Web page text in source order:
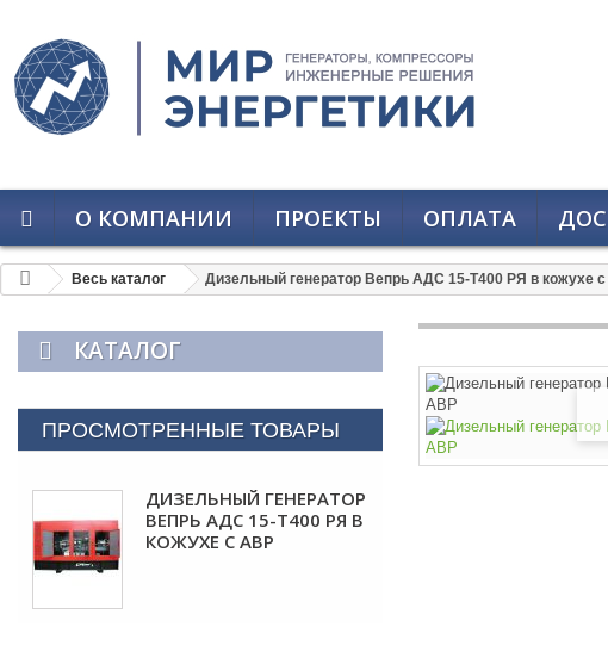
О КОМПАНИИ ПРОЕКТЫ ОПЛАТА
Весь каталог Дизельный генератор Вепрь АДС 15-Т400 РЯ в кожухе
КАТАЛОГ
ПРОСМОТРЕННЫЕ ТОВАРЫ
ДИЗЕЛЬНЫЙ ГЕНЕРАТОР
ВЕПРЬ АДС 15-Т400 РЯ В
КОЖУХЕ С АВР